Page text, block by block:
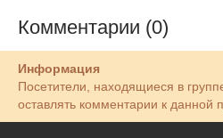
Комментарии (0)
Информация
Посетители, находящиеся в
оставлять комментарии к данной